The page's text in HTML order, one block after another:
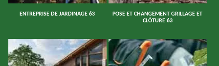
ENTREPRISE DE JARDINAGE 63
POSE ET CHANGEMENT GRILLAGE ET
CLÔTURE 63